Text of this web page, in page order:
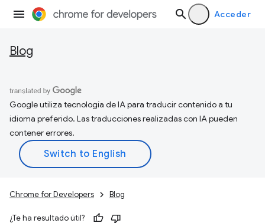
Acceder
Blog
Google utiliza tecnología de IA para traducir contenido a tu
idioma preferido. Las traducciones realizadas con IA pueden
contener errores.
Chrome for Developers Blog
¿Te ha resultado útil?